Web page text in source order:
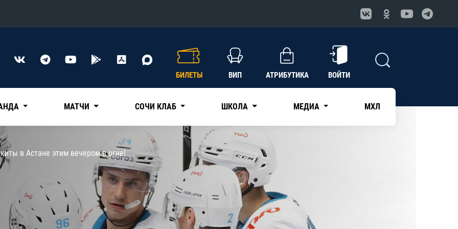
Конференция «Восток»
Трактор
Дивизион Чернышева
Авангард
Адмирал
КХЛ
БИЛЕТЫ ВИП АТРИБУТИКА ВОЙТИ
МАТЧИ СОЧИ КЛАБ ШКОЛА МЕДИА МХЛ
в Астане этим вечером в огне!